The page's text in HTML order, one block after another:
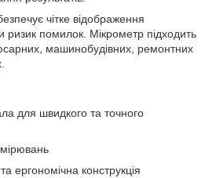
чітке відображення
ризик помилок. Мікрометр підходить
машинобудівних, ремонтних
для швидкого та точного
ергономічна конструкція